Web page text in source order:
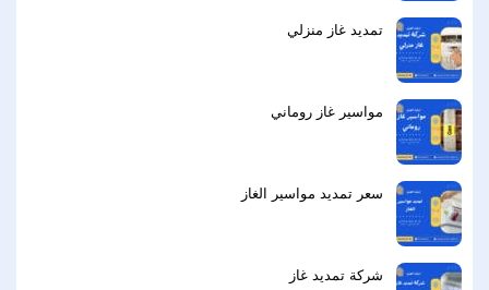
تمديد غاز منزلي
مواسير غاز روماني
سعر تمديد مواسير الغاز
شركة تمديد غاز